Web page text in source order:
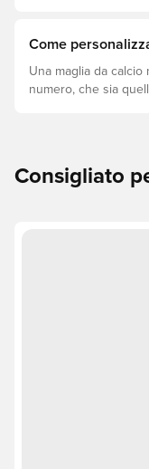
Come
Una maglia da
numero, che sia
Consigliato